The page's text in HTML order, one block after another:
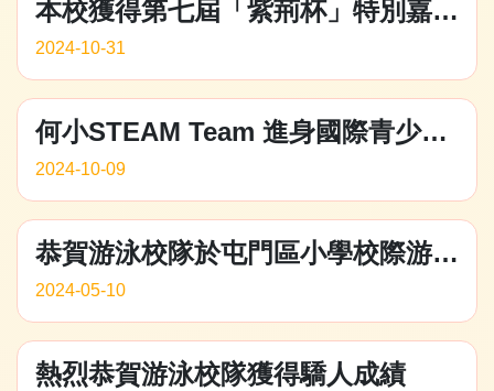
本校獲得第七屆「紫荊杯」特別嘉許獎
2024-10-31
何小STEAM Team 進身國際青少年無人系統競技挑戰賽（中國區）決賽、並獲優異成績。
2024-10-09
恭賀游泳校隊於屯門區小學校際游泳比賽獲得驕人成績
2024-05-10
熱烈恭賀游泳校隊獲得驕人成績